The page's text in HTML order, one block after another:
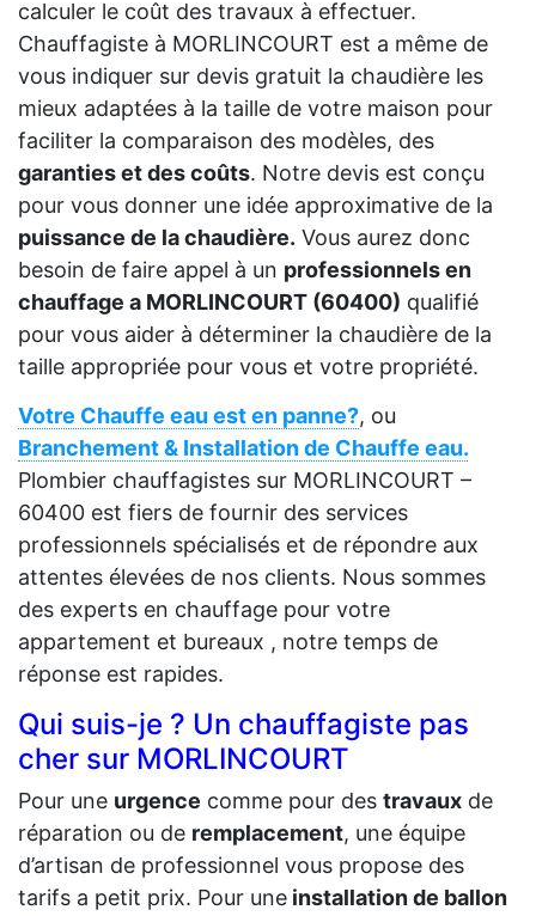
calculer le coût des travaux à effectuer.
Chauffagiste à MORLINCOURT est a même de
vous indiquer sur devis gratuit la chaudière les
mieux adaptées à la taille de votre maison pour
faciliter la comparaison des modèles, des
garanties et des coûts. Notre devis est conçu
pour vous donner une idée approximative de la
puissance de la chaudière. Vous aurez donc
besoin de faire appel à un professionnels en
chauffage a MORLINCOURT (60400) qualifié
pour vous aider à déterminer la chaudière de la
taille appropriée pour vous et votre propriété.
Votre Chauffe eau est en panne?, ou
Branchement & Installation de Chauffe eau.
Plombier chauffagistes sur MORLINCOURT –
60400 est fiers de fournir des services
professionnels spécialisés et de répondre aux
attentes élevées de nos clients. Nous sommes
des experts en chauffage pour votre
appartement et bureaux , notre temps de
réponse est rapides.
Qui suis-je ? Un chauffagiste pas
cher sur MORLINCOURT
Pour une urgence comme pour des travaux de
réparation ou de remplacement, une équipe
d’artisan de professionnel vous propose des
tarifs a petit prix. Pour une installation de ballon